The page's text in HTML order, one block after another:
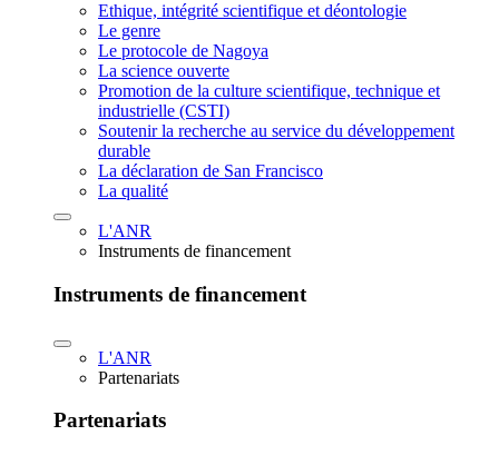
Ethique, intégrité scientifique et déontologie
Le genre
Le protocole de Nagoya
La science ouverte
Promotion de la culture scientifique, technique et
industrielle (CSTI)
Soutenir la recherche au service du développement
durable
La déclaration de San Francisco
La qualité
L'ANR
Instruments de financement
Instruments de financement
L'ANR
Partenariats
Partenariats